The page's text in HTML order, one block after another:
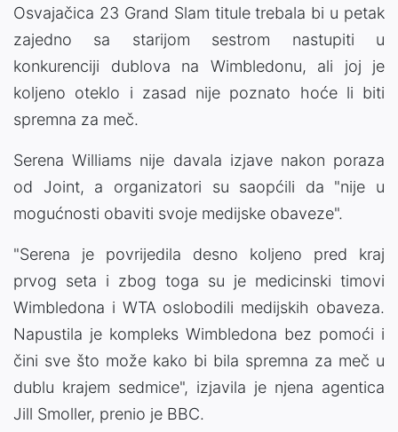
Osvajačica 23 Grand Slam titule trebala bi u petak
zajedno sa starijom sestrom nastupiti u
konkurenciji dublova na Wimbledonu, ali joj je
koljeno oteklo i zasad nije poznato hoće li biti
spremna za meč.
Serena Williams nije davala izjave nakon poraza
od Joint, a organizatori su saopćili da "nije u
mogućnosti obaviti svoje medijske obaveze".
"Serena je povrijedila desno koljeno pred kraj
prvog seta i zbog toga su je medicinski timovi
Wimbledona i WTA oslobodili medijskih obaveza.
Napustila je kompleks Wimbledona bez pomoći i
čini sve što može kako bi bila spremna za meč u
dublu krajem sedmice", izjavila je njena agentica
Jill Smoller, prenio je BBC.